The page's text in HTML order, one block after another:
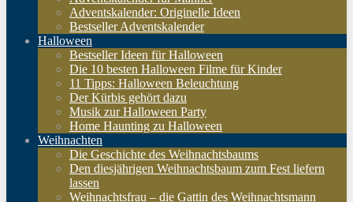
Adventskalender: Originelle Ideen
Bestseller Adventskalender
Halloween
Bestseller Ideen für Halloween
Die 10 besten Halloween Filme für Kinder
11 Tipps: Halloween Beleuchtung
Der Kürbis gehört dazu
Musik zur Halloween Party
Home Haunting zu Halloween
Weihnachten
Die Geschichte des Weihnachtsbaums
Den diesjährigen Weihnachtsbaum zum Fest liefern
lassen
Weihnachtsfrau – die Gattin des Weihnachtsmann